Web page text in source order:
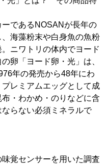
ーであるNOSANが長年の
海藻粉末や白身魚の魚粉
ニワトリの体内でヨード
卵「ヨード卵・光」は、
年の発売から48年にわ
レミアムエッグとして成
・わかめ・のりなどに含
らない必須ミネラルで
覚センサーを用いた調査